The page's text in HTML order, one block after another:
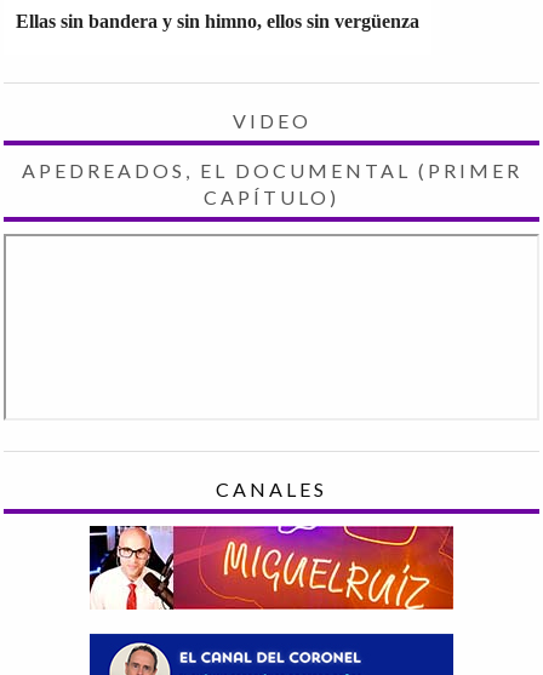
Ellas sin bandera y sin himno, ellos sin vergüenza
VIDEO
APEDREADOS, EL DOCUMENTAL (PRIMER
CAPÍTULO)
CANALES